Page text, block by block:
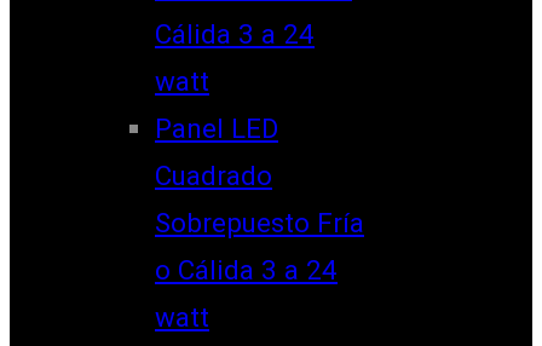
Cálida 3 a 24
watt
Panel LED
Cuadrado
Sobrepuesto Fría
o Cálida 3 a 24
watt